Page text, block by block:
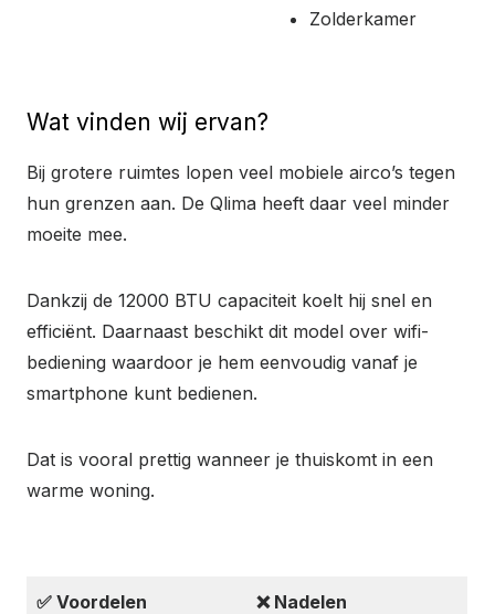
Zolderkamer
Wat vinden wij ervan?
Bij grotere ruimtes lopen veel mobiele airco’s tegen
hun grenzen aan. De Qlima heeft daar veel minder
moeite mee.
Dankzij de 12000 BTU capaciteit koelt hij snel en
efficiënt. Daarnaast beschikt dit model over wifi-
bediening waardoor je hem eenvoudig vanaf je
smartphone kunt bedienen.
Dat is vooral prettig wanneer je thuiskomt in een
warme woning.
✅ Voordelen ❌ Nadelen